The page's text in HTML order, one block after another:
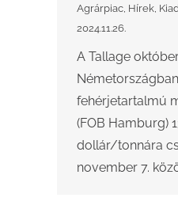
Agrárpiac, Hírek,
2024.11.26.
A Tallage
fehérjetartalmú
(FOB Hamburg)
dollár/tonnára
november 7.